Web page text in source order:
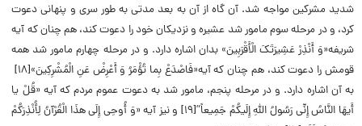
شدید مشرکین مواجه شد. آن گاه از آن به بعد مدتى به طور سرى و پنهانى دعوت
کرد، و در مرحله سوم مامور شد عشیره و نزدیکان خود را دعوت کند، هم چنان که آیه
شریفه«وَ أَنْذِرْ عَشِیرَتَکَ الْأَقْرَبِینَ» بدان اشاره دارد. و در مرحله چهارم مامور شد همه
قومش را دعوت کند، هم چنان که آیه«فَاصْدَعْ بِما تُؤْمَرُ وَ أَعْرِضْ عَنِ الْمُشْرِکِینَ»[۱۸]
به آن اشاره دارد. و در مرحله پنجم، مامور شد به دعوت عموم مردم که آیه «قُلْ یا
أَیهَا النَّاسُ إِنِّی رَسُولُ اللَّهِ إِلَیکُمْ جَمِیعاً”[۱۹] و نیز آیه «وَ أُوحِی إِلَی هذَا الْقُرْآنُ لِأُنْذِرَکُمْ